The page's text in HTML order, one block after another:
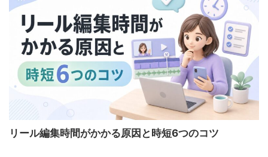
リール編集時間がかかる原因と時短6つのコツ